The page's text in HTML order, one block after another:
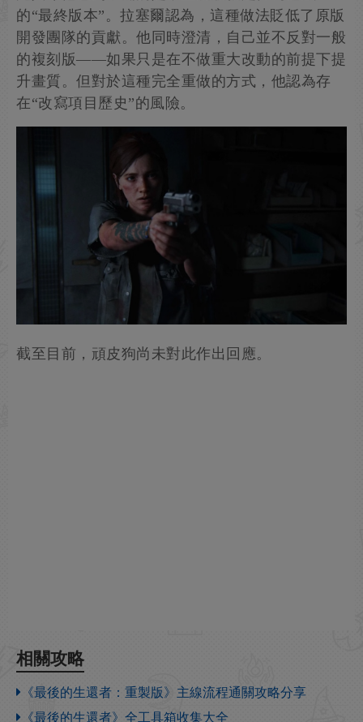
的“最終版本”。拉塞爾認為，這種做法貶低了原版
開發團隊的貢獻。他同時澄清，自己並不反對一般
的複刻版——如果只是在不做重大改動的前提下提
升畫質。但對於這種完全重做的方式，他認為存
在“改寫項目歷史”的風險。
截至目前，頑皮狗尚未對此作出回應。
相關攻略
《最後的生還者：重製版》主線流程通關攻略分享
《最後的生還者》全工具箱收集大全